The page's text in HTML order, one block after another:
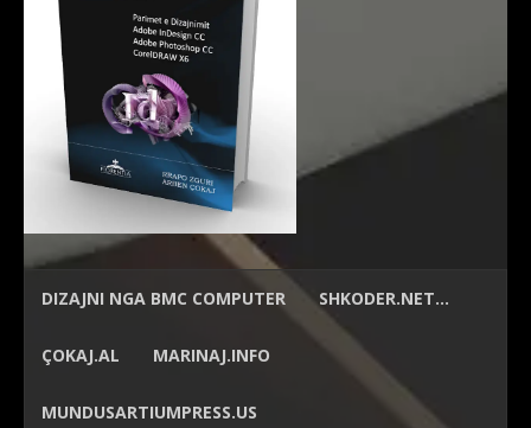
DIZAJNI NGA BMC COMPUTER SHKODER.NET…
ÇOKAJ.AL MARINAJ.INFO
MUNDUSARTIUMPRESS.US